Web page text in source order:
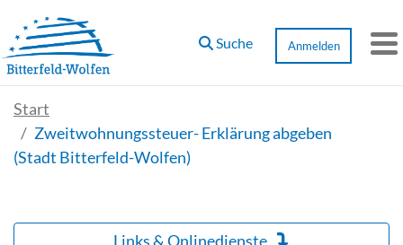
Zum Hauptinhalt springen
Suche
Anmelden
Start
Zweitwohnungssteuer- Erklärung abgeben
(Stadt Bitterfeld-Wolfen)
Links & Onlinedienste